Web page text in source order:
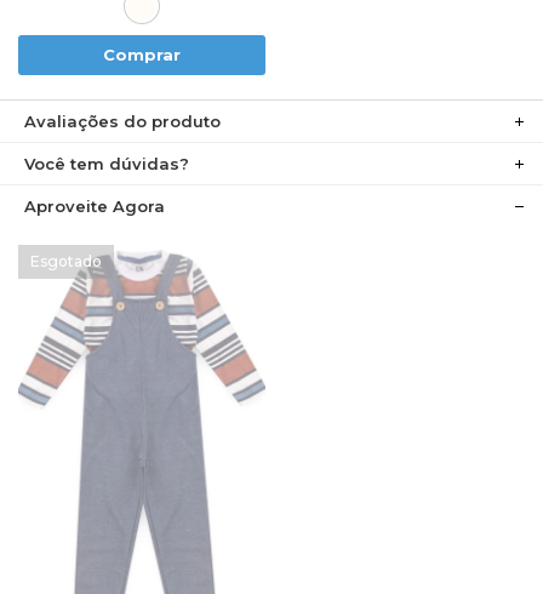
Comprar
Avaliações do produto
Você tem dúvidas?
Aproveite Agora